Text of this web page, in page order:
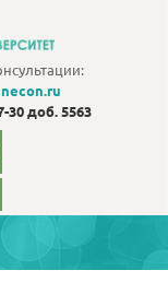
30 доб. 5563